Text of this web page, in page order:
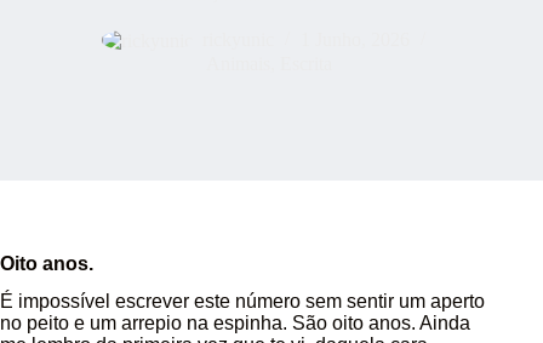
Oito anos.
É impossível escrever este número sem sentir um aperto
no peito e um arrepio na espinha. São oito anos. Ainda